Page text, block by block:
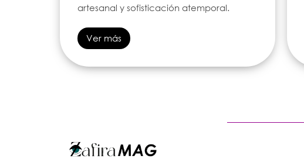
artesanal y sofisticación atemporal.
Ver más